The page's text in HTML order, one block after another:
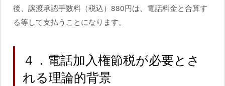
後、譲渡承認手数料（税込）880円は、電話料金と合算す
る等して支払うことになります。
４．電話加入権節税が必要とさ
れる理論的背景